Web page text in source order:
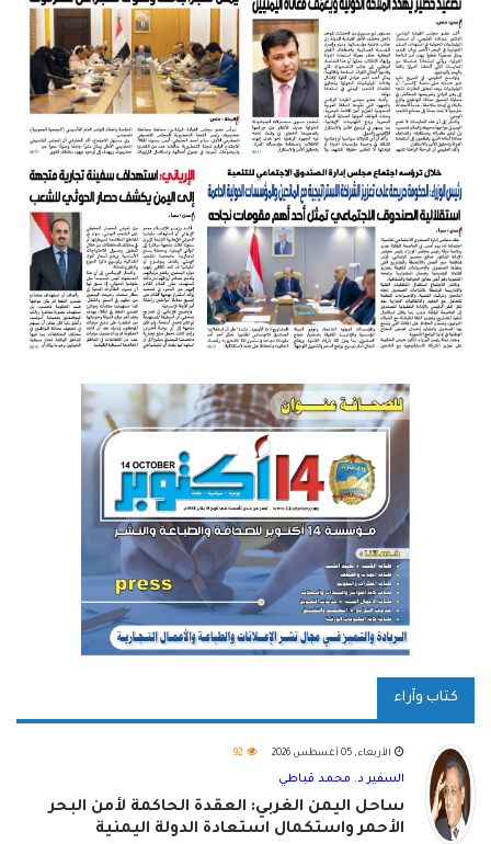
كتاب وآراء
الأربعاء, 05 أغسطس 2026 92
السفير د. محمد قباطي
ساحل اليمن الغربي: العقدة الحاكمة لأمن البحر
الأحمر واستكمال استعادة الدولة اليمنية